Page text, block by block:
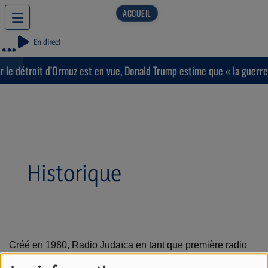
En direct
détroit d’Ormuz est en vue, Donald Trump estime que « la
Historique
Créé en 1980, Radio Judaïca en tant que première radio
juive européenne, a toujours